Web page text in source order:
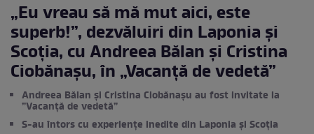
„Eu vreau să mă mut aici, este
superb!”, dezvăluiri din Laponia și
Scoția, cu Andreea Bălan și Cristina
Ciobănașu, în „Vacanță de vedetă”
Andreea Bălan și Cristina Ciobănașu au fost invitate la
”Vacanță de vedetă”
S-au întors cu experiențe inedite din Laponia și Scoția